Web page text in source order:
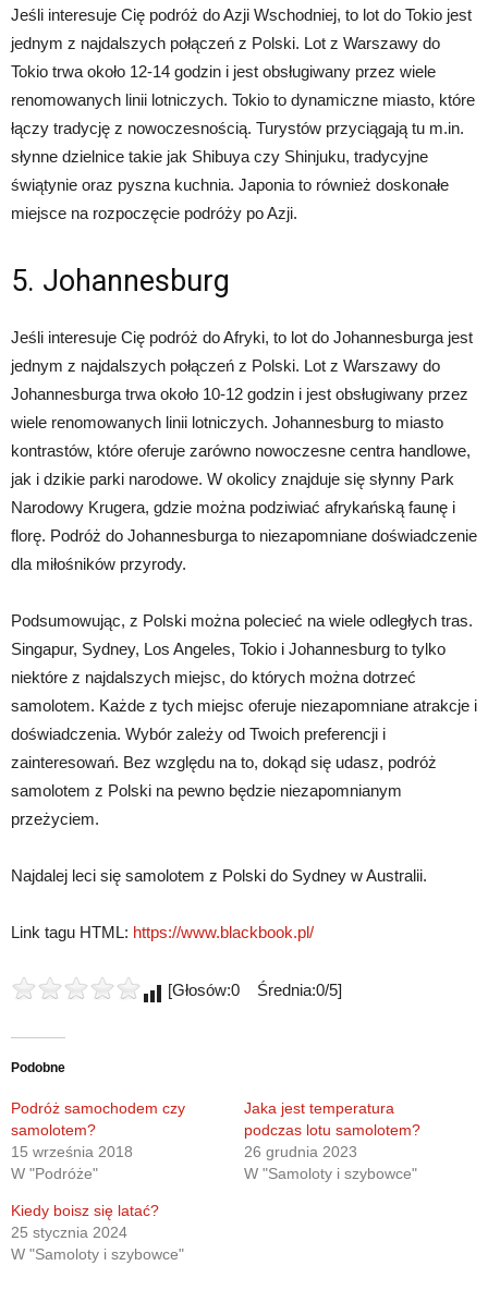
Jeśli interesuje Cię podróż do Azji Wschodniej, to lot do Tokio jest
jednym z najdalszych połączeń z Polski. Lot z Warszawy do
Tokio trwa około 12-14 godzin i jest obsługiwany przez wiele
renomowanych linii lotniczych. Tokio to dynamiczne miasto, które
łączy tradycję z nowoczesnością. Turystów przyciągają tu m.in.
słynne dzielnice takie jak Shibuya czy Shinjuku, tradycyjne
świątynie oraz pyszna kuchnia. Japonia to również doskonałe
miejsce na rozpoczęcie podróży po Azji.
5. Johannesburg
Jeśli interesuje Cię podróż do Afryki, to lot do Johannesburga jest
jednym z najdalszych połączeń z Polski. Lot z Warszawy do
Johannesburga trwa około 10-12 godzin i jest obsługiwany przez
wiele renomowanych linii lotniczych. Johannesburg to miasto
kontrastów, które oferuje zarówno nowoczesne centra handlowe,
jak i dzikie parki narodowe. W okolicy znajduje się słynny Park
Narodowy Krugera, gdzie można podziwiać afrykańską faunę i
florę. Podróż do Johannesburga to niezapomniane doświadczenie
dla miłośników przyrody.
Podsumowując, z Polski można polecieć na wiele odległych tras.
Singapur, Sydney, Los Angeles, Tokio i Johannesburg to tylko
niektóre z najdalszych miejsc, do których można dotrzeć
samolotem. Każde z tych miejsc oferuje niezapomniane atrakcje i
doświadczenia. Wybór zależy od Twoich preferencji i
zainteresowań. Bez względu na to, dokąd się udasz, podróż
samolotem z Polski na pewno będzie niezapomnianym
przeżyciem.
Najdalej leci się samolotem z Polski do Sydney w Australii.
Link tagu HTML: https://www.blackbook.pl/
[Głosów:0 Średnia:0/5]
Podobne
Podróż samochodem czy
samolotem?
15 września 2018
W "Podróże"
Jaka jest temperatura
podczas lotu samolotem?
26 grudnia 2023
W "Samoloty i szybowce"
Kiedy boisz się latać?
25 stycznia 2024
W "Samoloty i szybowce"